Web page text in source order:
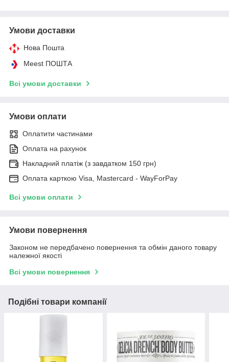
Умови доставки
Нова Пошта
Meest ПОШТА
Всі умови доставки
Умови оплати
Оплатити частинами
Оплата на рахунок
Накладний платіж (з завдатком 150 грн)
Оплата карткою Visa, Mastercard - WayForPay
Всі умови оплати
Умови повернення
Законом не передбачено повернення та обмін даного товару
належної якості
Всі умови повернення
Подібні товари компанії